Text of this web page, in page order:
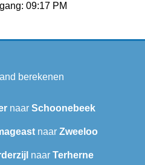
09:17 PM
berekenen
naar Schoonebeek
naar Zweeloo
naar Terherne